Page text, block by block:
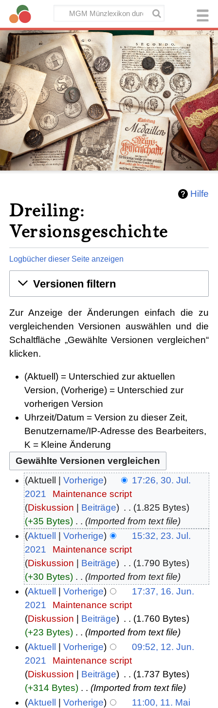
Hilfe
Dreiling:
Versionsgeschichte
Logbücher dieser Seite anzeigen
Versionen filtern
Zur Anzeige der Änderungen einfach die zu
vergleichenden Versionen auswählen und die
Schaltfläche „Gewählte Versionen vergleichen“
klicken.
(Aktuell) = Unterschied zur aktuellen
Version, (Vorherige) = Unterschied zur
vorherigen Version
Uhrzeit/Datum = Version zu dieser Zeit,
Benutzername/IP-Adresse des Bearbeiters,
K = Kleine Änderung
Aktuell Vorherige
17:26, 30. Jul.
2021
Maintenance script
Diskussion
Beiträge
1.825 Bytes
+35 Bytes ‎
Imported from text file
Aktuell
Vorherige
15:32, 23. Jul.
2021
Maintenance script
Diskussion
Beiträge
1.790 Bytes
+30 Bytes ‎
Imported from text file
Aktuell
Vorherige
17:37, 16. Jun.
2021
Maintenance script
Diskussion
Beiträge
1.760 Bytes
+23 Bytes ‎
Imported from text file
Aktuell
Vorherige
09:52, 12. Jun.
2021
Maintenance script
Diskussion
Beiträge
1.737 Bytes
+314 Bytes ‎
Imported from text file
Aktuell
Vorherige
11:00, 11. Mai